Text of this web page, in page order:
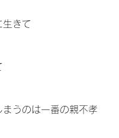
生きて
まうのは一番の親不孝